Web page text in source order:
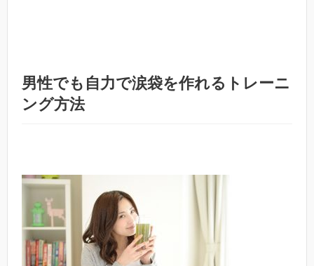
男性でも自力で涙袋を作れるトレーニ
ング方法